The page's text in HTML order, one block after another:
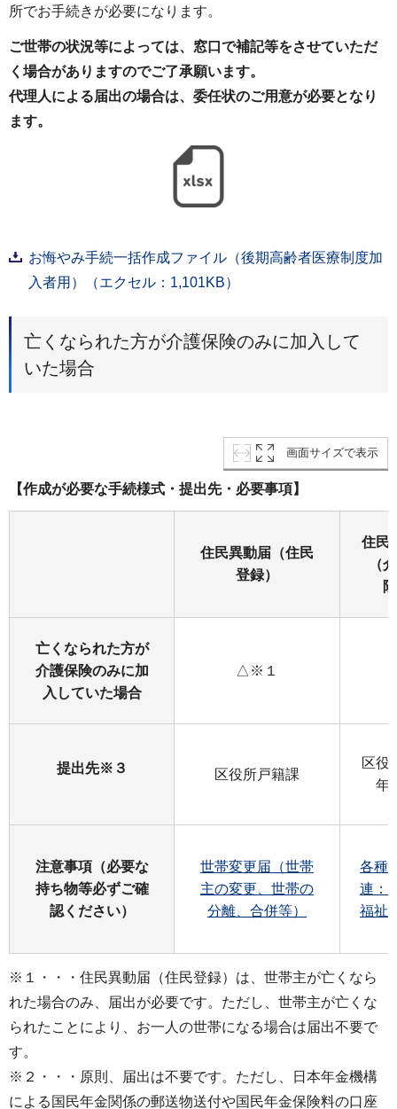
所でお手続きが必要になります。
ご世帯の状況等によっては、窓口で補記等をさせていただ
く場合がありますのでご了承願います。
代理人による届出の場合は、委任状のご用意が必要となり
ます。
お悔やみ手続一括作成ファイル（後期高齢者医療制度加
入者用）（エクセル：1,101KB）
亡くなられた方が介護保険のみに加入して
いた場合
画面サイズで表示
【作成が必要な手続様式・提出先・必要事項】
住民異動届（住民
登録）
住民
（
亡くなられた方が
介護保険のみに加
入していた場合
△※１
提出先※３ 区役所戸籍課
区役
年
注意事項（必要な
持ち物等必ずご確
認ください）
世帯変更届（世帯
主の変更、世帯の
分離、合併等）
各種
連：
福祉
※１・・・住民異動届（住民登録）は、世帯主が亡くなら
れた場合のみ、届出が必要です。ただし、世帯主が亡くな
られたことにより、お一人の世帯になる場合は届出不要で
す。
※２・・・原則、届出は不要です。ただし、日本年金機構
による国民年金関係の郵送物送付や国民年金保険料の口座